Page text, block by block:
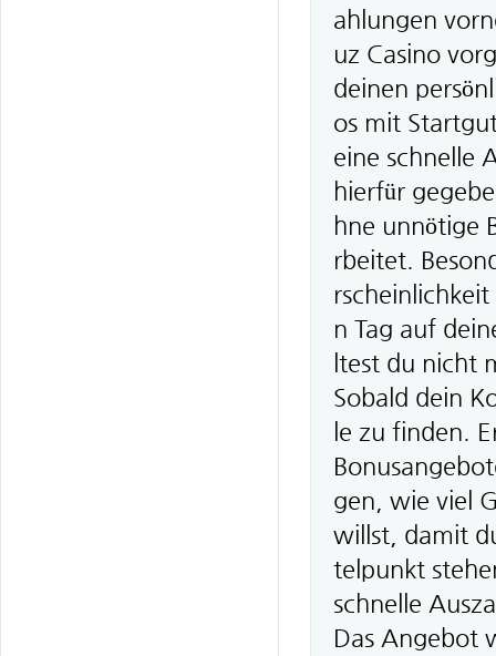
ahlungen
uz Casino
deinen
os mit
eine schnelle
hierfür
hne unnötige
rbeitet.
n Tag auf
ltest du nicht
Sobald dein
le zu finden.
gen, wie viel
willst, damit
telpunkt
schnelle
Das Angebot